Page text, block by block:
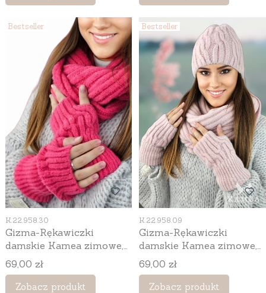
Bestseller
Kod produktu
K.22.958.30
Gizma-Rękawiczki
damskie Kamea zimowe,
bez palców, z wełną, kolor
fuksja
Cena
69,00 zł
Zobacz produkt
Bestseller
Kod produktu
K.22.958.09
Gizma-Rękawiczki
damskie Kamea zimowe,
bez palców, z wełną, kolor
różowy
Cena
69,00 zł
Zobacz produkt